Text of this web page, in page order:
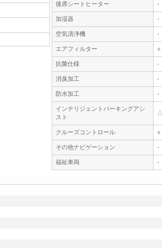
後席シートヒーター -
加湿器 -
空気清浄機 -
エアフィルター ○
抗菌仕様 -
消臭加工 -
防水加工 -
インテリジェントパーキングアシ
スト
クルーズコントロール ○
その他ナビゲーション -
福祉車両
-